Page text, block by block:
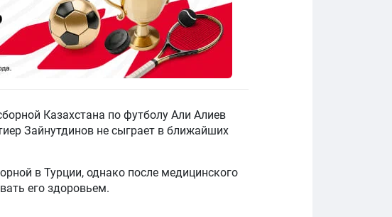
Казахстана по футболу Али Алиев
Зайнутдинов не сыграет в ближайших
в Турции, однако после медицинского
его здоровьем.